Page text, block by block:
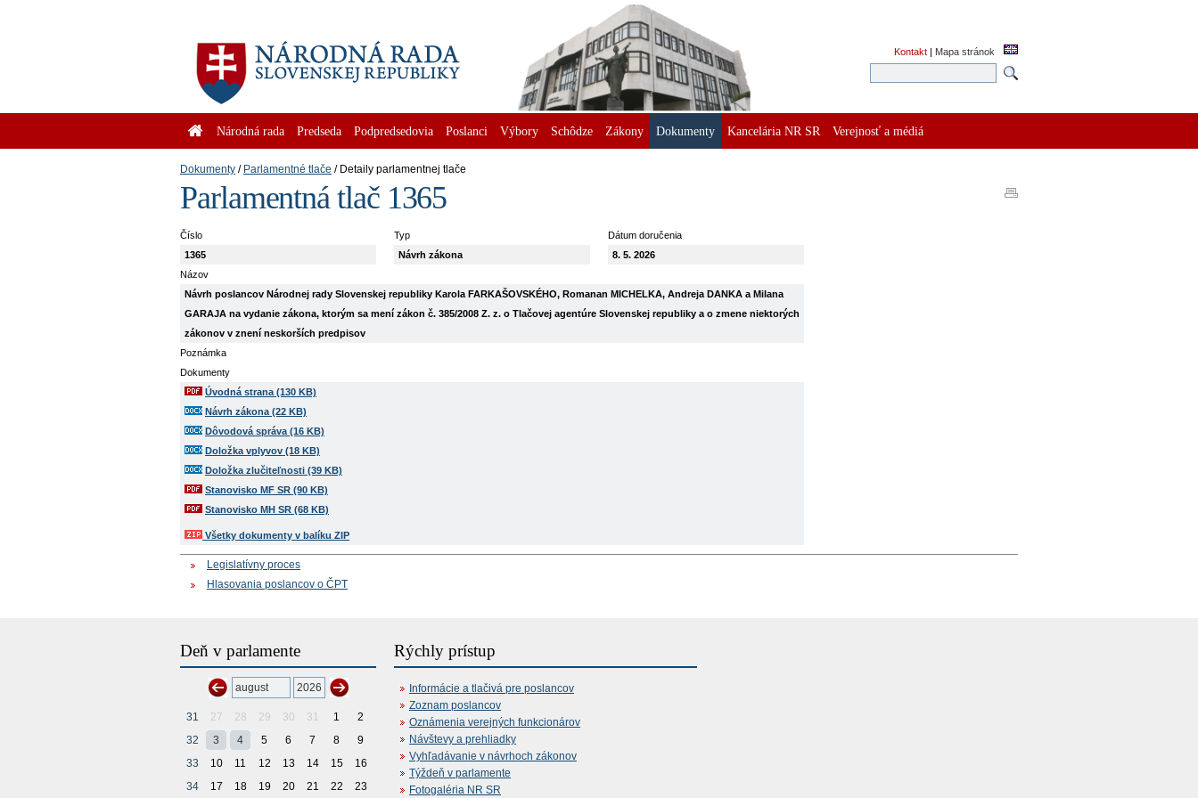
Kontakt | Mapa stránok
Národná rada Predseda Podpredsedovia Poslanci Výbory Schôdze Zákony Dokumenty Kancelária NR SR Verejnosť a médiá
Dokumenty Parlamentné tlače Detaily parlamentnej tlače
Parlamentná tlač 1365
Číslo
1365
Typ
Návrh zákona
Dátum doručenia
8. 5. 2026
Názov
Návrh poslancov Národnej rady Slovenskej republiky Karola FARKAŠOVSKÉHO, Romanan MICHELKA, Andreja DANKA a Milana
GARAJA na vydanie zákona, ktorým sa mení zákon č. 385/2008 Z. z. o Tlačovej agentúre Slovenskej republiky a o zmene niektorých
zákonov v znení neskorších predpisov
Poznámka
Dokumenty
Úvodná strana (130 KB)
Návrh zákona (22 KB)
Dôvodová správa (16 KB)
Doložka vplyvov (18 KB)
Doložka zlučiteľnosti (39 KB)
Stanovisko MF SR (90 KB)
Stanovisko MH SR (68 KB)
Všetky dokumenty v balíku ZIP
Legislatívny proces
Hlasovania poslancov o ČPT
Deň v parlamente
31 27 28 29 30 31 1
2
32
3 4 5 6 7 8
9
33
10 11 12 13 14 15
16
34
17 18 19 20 21 22 23
Rýchly prístup
Informácie a tlačivá pre poslancov
Zoznam poslancov
Oznámenia verejných funkcionárov
Návštevy a prehliadky
Vyhľadávanie v návrhoch zákonov
Týždeň v parlamente
Fotogaléria NR SR